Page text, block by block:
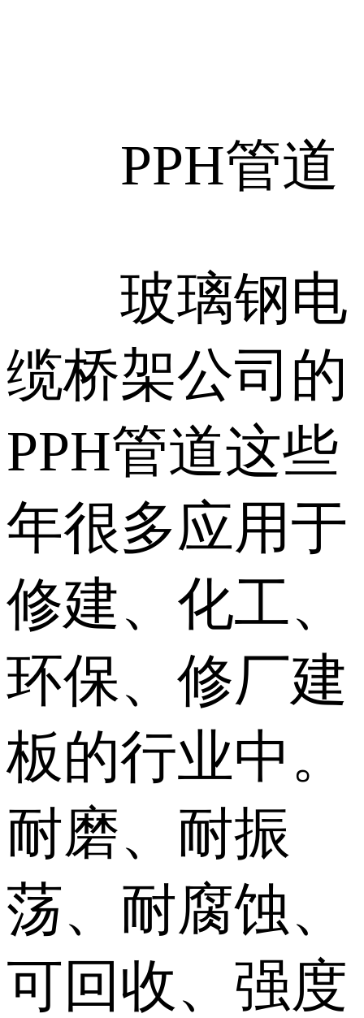
PPH管道
玻璃钢电
缆桥架公司的
PPH管道这些
年很多应用于
修建、化工、
环保、修厂建
板的行业中。
耐磨、耐振
荡、耐腐蚀、
可回收、强度